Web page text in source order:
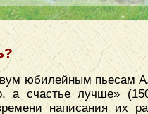
юбилейным пьесам
счастье лучше»
написания их